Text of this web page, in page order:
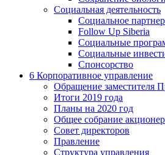
Социальная деятельность
Социальное
Follow Up Siberia
Социальные
Социальные
Спонсорство
6 Корпоративное управление
Обращение заместителя
Итоги 2019 года
Планы на 2020 год
Общее собрание
Совет директоров
Правление
Структура управления